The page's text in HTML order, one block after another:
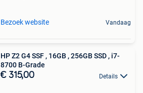
Bezoek website Vandaag
HP Z2 G4 SSF , 16GB , 256GB SSD , i7-
8700 B-Grade
€ 315,00 Details